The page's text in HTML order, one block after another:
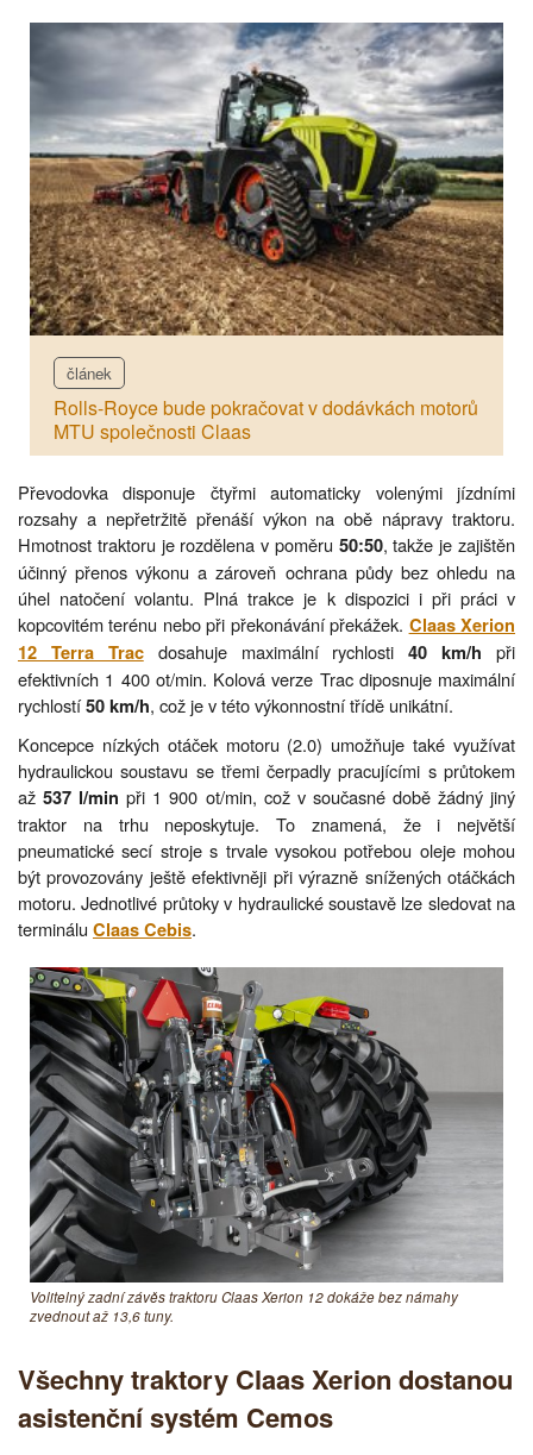
článek
Rolls-Royce bude pokračovat v dodávkách motorů
MTU společnosti Claas
Převodovka disponuje čtyřmi automaticky volenými jízdními
rozsahy a nepřetržitě přenáší výkon na obě nápravy traktoru.
Hmotnost traktoru je rozdělena v poměru 50:50, takže je zajištěn
účinný přenos výkonu a zároveň ochrana půdy bez ohledu na
úhel natočení volantu. Plná trakce je k dispozici i při práci v
kopcovitém terénu nebo při překonávání překážek. Claas Xerion
12 Terra Tracdosahuje maximální rychlosti40 km/h při
efektivních 1 400 ot/min. Kolová verze Trac diposnuje maximální
rychlostí50 km/h, což je v této výkonnostní třídě unikátní.
Koncepce nízkých otáček motoru (2.0) umožňuje také využívat
hydraulickou soustavu se třemi čerpadly pracujícími s průtokem
až537 l/min při 1 900 ot/min, což v současné době žádný jiný
traktor na trhu neposkytuje. To znamená, že i největší
pneumatické secí stroje s trvale vysokou potřebou oleje mohou
být provozovány ještě efektivněji při výrazně snížených otáčkách
motoru. Jednotlivé průtoky v hydraulické soustavě lze sledovat na
terminálu Claas Cebis.
Volitelný zadní závěs traktoru Claas Xerion 12 dokáže bez námahy
zvednout až 13,6 tuny.
Všechny traktory Claas Xerion dostanou
asistenční systém Cemos